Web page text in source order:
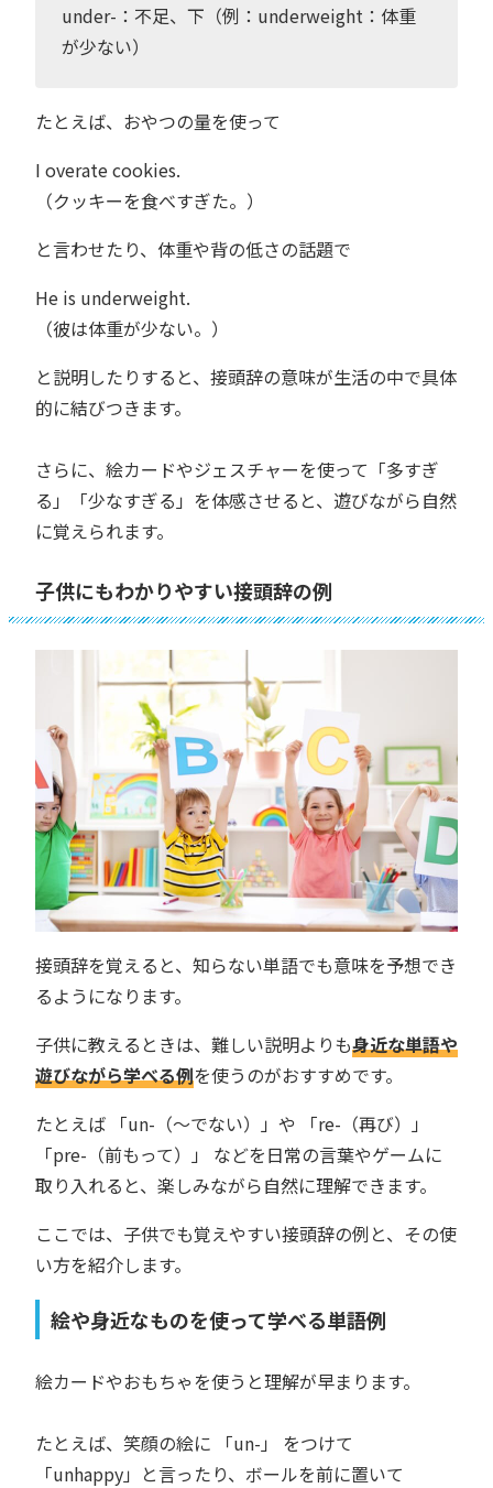
under-：不足、下（例：underweight：体重
が少ない）
たとえば、おやつの量を使って
I overate cookies.
（クッキーを食べすぎた。）
と言わせたり、体重や背の低さの話題で
He is underweight.
（彼は体重が少ない。）
と説明したりすると、接頭辞の意味が生活の中で具体
的に結びつきます。
さらに、絵カードやジェスチャーを使って「多すぎ
る」「少なすぎる」を体感させると、遊びながら自然
に覚えられます。
子供にもわかりやすい接頭辞の例
接頭辞を覚えると、知らない単語でも意味を予想でき
るようになります。
子供に教えるときは、難しい説明よりも身近な単語や
遊びながら学べる例を使うのがおすすめです。
たとえば 「un-（〜でない）」や 「re-（再び）」
「pre-（前もって）」 などを日常の言葉やゲームに
取り入れると、楽しみながら自然に理解できます。
ここでは、子供でも覚えやすい接頭辞の例と、その使
い方を紹介します。
絵や身近なものを使って学べる単語例
絵カードやおもちゃを使うと理解が早まります。
たとえば、笑顔の絵に 「un-」 をつけて
「unhappy」と言ったり、ボールを前に置いて